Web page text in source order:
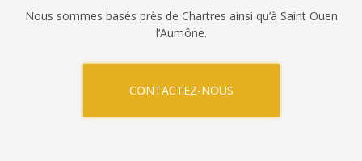
Nous sommes basés près de Chartres ainsi qu’à Saint Ouen
l’Aumône.
CONTACTEZ-NOUS